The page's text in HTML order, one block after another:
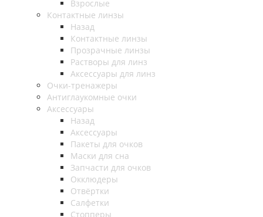
Взрослые
Контактные линзы
Назад
Контактные линзы
Прозрачные линзы
Растворы для линз
Аксессуары для линз
Очки-тренажеры
Антиглаукомные очки
Аксессуары
Назад
Аксессуары
Пакеты для очков
Маски для сна
Запчасти для очков
Окклюдеры
Отвёртки
Салфетки
Стопперы